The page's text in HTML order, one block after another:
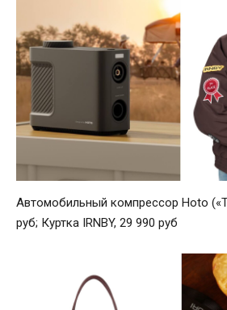
Автомобильный компрессор Hoto
руб; Куртка IRNBY, 29 990 руб